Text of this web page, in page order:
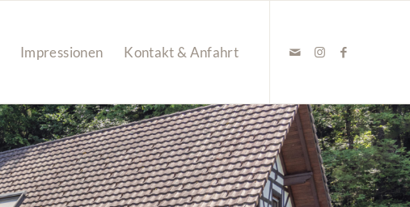
Impressionen Kontakt & Anfahrt